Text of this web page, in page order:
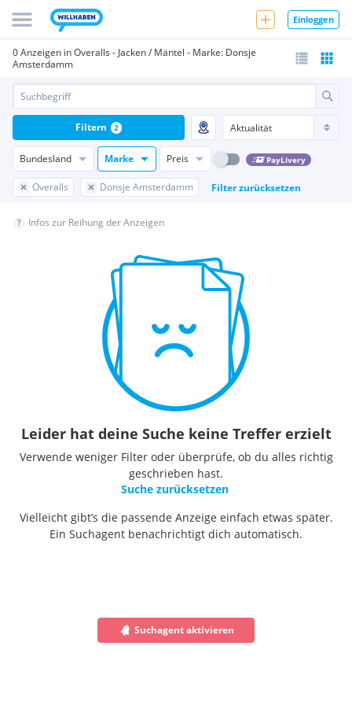
Einloggen
0 Anzeigen in Overalls - Jacken / Mäntel - Marke: Donsje
Amsterdamm
Bundesland Marke Preis PayLivery
Overalls Donsje Amsterdamm Filter zurücksetzen
Filtern 2
Infos zur Reihung der Anzeigen
Leider hat deine Suche keine Treffer erzielt
Verwende weniger Filter oder überprüfe, ob du alles richtig
geschrieben hast.
Suche zurücksetzen
Vielleicht gibt’s die passende Anzeige einfach etwas später.
Ein Suchagent benachrichtigt dich automatisch.
Suchagent aktivieren